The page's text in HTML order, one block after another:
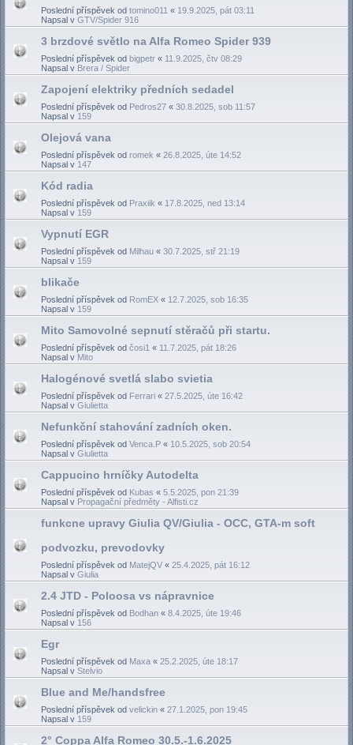
Poslední příspěvek od tomino011 « 19.9.2025, pát 03:11
Napsal v GTV/Spider 916
3 brzdové světlo na Alfa Romeo Spider 939
Poslední příspěvek od bigpetr « 11.9.2025, čtv 08:29
Napsal v Brera / Spider
Zapojení elektriky předních sedadel
Poslední příspěvek od Pedros27 « 30.8.2025, sob 11:57
Napsal v 159
Olejová vana
Poslední příspěvek od romek « 26.8.2025, úte 14:52
Napsal v 147
Kód radia
Poslední příspěvek od Praxiik « 17.8.2025, ned 13:14
Napsal v 159
Vypnutí EGR
Poslední příspěvek od Milhau « 30.7.2025, stř 21:19
Napsal v 159
blikače
Poslední příspěvek od RomEX « 12.7.2025, sob 16:35
Napsal v 159
Mito Samovolné sepnutí stěračů při startu.
Poslední příspěvek od čosi1 « 11.7.2025, pát 18:26
Napsal v Mito
Halogénové svetlá slabo svietia
Poslední příspěvek od Ferrari « 27.5.2025, úte 16:42
Napsal v Giulietta
Nefunkční stahování zadních oken.
Poslední příspěvek od Venca.P « 10.5.2025, sob 20:54
Napsal v Giulietta
Cappucino hrníčky Autodelta
Poslední příspěvek od Kubas « 5.5.2025, pon 21:39
Napsal v Propagační předměty - Alfisti.cz
funkcne upravy Giulia QV/Giulia - OCC, GTA-m soft
podvozku, prevodovky
Poslední příspěvek od MatejQV « 25.4.2025, pát 16:12
Napsal v Giulia
2.4 JTD - Poloosa vs nápravnice
Poslední příspěvek od Bodhan « 8.4.2025, úte 19:46
Napsal v 156
Egr
Poslední příspěvek od Maxa « 25.2.2025, úte 18:17
Napsal v Stelvio
Blue and Me/handsfree
Poslední příspěvek od velickin « 27.1.2025, pon 19:45
Napsal v 159
2° Coppa Alfa Romeo 30.5.-1.6.2025